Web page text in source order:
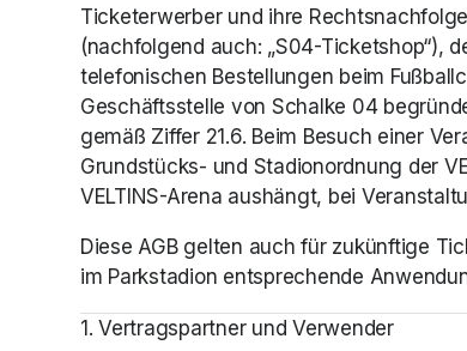
Ticketerwerber und ihre
(nachfolgend auch: „S04-Ticketshop“),
telefonischen Bestellungen beim
Geschäftsstelle von Schalke 04
gemäß Ziffer 21.6. Beim Besuch einer
Grundstücks- und Stadionordnung der
VELTINS-Arena aushängt, bei
Diese AGB gelten auch für zukünftige
im Parkstadion entsprechende
1. Vertragspartner und Verwender